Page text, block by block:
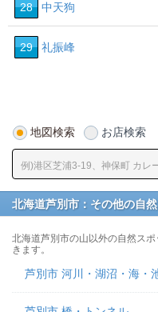
28 中天狗
29 礼振峰
地図検索 お店検索
北海道芦別市：その他の自
北海道芦別市の山以外の自然ス
きます。
芦別市 河川・湖沼・海・